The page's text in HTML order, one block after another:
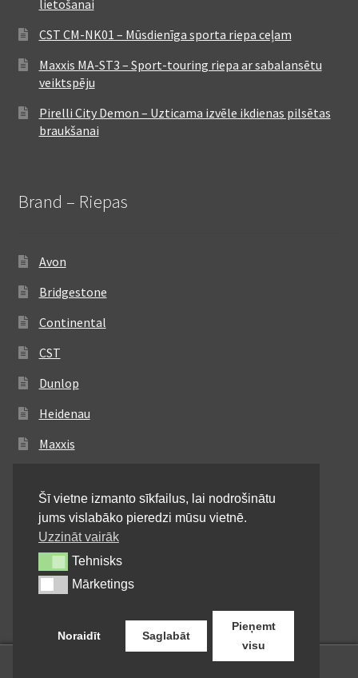
lietošanai
CST CM-NK01 – Mūsdienīga sporta riepa ceļam
Maxxis MA-ST3 – Sport-touring riepa ar sabalansētu
veiktspēju
Pirelli City Demon – Uzticama izvēle ikdienas pilsētas
braukšanai
Brand – Riepas
Avon
Bridgestone
Continental
CST
Dunlop
Heidenau
Maxxis
Michelin
Mitas
Pirelli
Shinko
Šī vietne izmanto sīkfailus, lai nodrošinātu
jums vislabāko pieredzi mūsu vietnē.
Uzzināt vairāk
TehnisksTehnisks
MārketingsMārketings
Noraidīt Saglabāt
Pieņemt
visu